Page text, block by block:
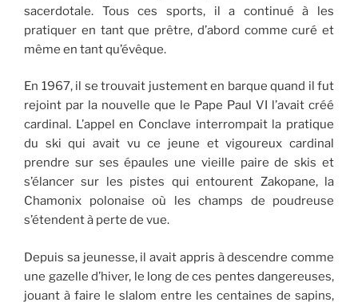
sacerdotale. Tous ces sports, il a continué à les
pratiquer en tant que prêtre, d’abord comme curé et
même en tant qu’évêque.
En 1967, il se trouvait justement en barque quand il fut
rejoint par la nouvelle que le Pape Paul VI l’avait créé
cardinal. L’appel en Conclave interrompait la pratique
du ski qui avait vu ce jeune et vigoureux cardinal
prendre sur ses épaules une vieille paire de skis et
s’élancer sur les pistes qui entourent Zakopane, la
Chamonix polonaise où les champs de poudreuse
s’étendent à perte de vue.
Depuis sa jeunesse, il avait appris à descendre comme
une gazelle d’hiver, le long de ces pentes dangereuses,
jouant à faire le slalom entre les centaines de sapins,